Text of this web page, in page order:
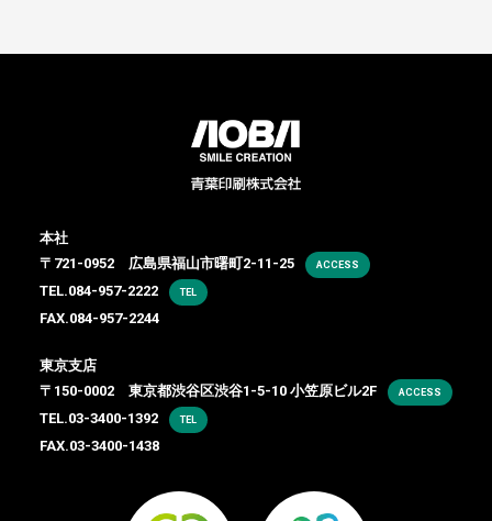
本社
〒721-0952 広島県福山市曙町2-11-25
ACCESS
TEL.084-957-2222 TEL
FAX.084-957-2244
東京支店
〒150-0002 東京都渋谷区渋谷1-5-10 小笠原ビル2F
ACCESS
TEL.03-3400-1392 TEL
FAX.03-3400-1438